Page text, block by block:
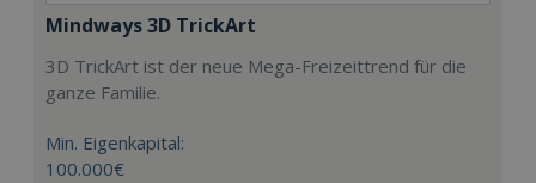
Mindways 3D TrickArt
3D TrickArt ist der neue Mega-Freizeittrend für die
ganze Familie.
Min. Eigenkapital:
100.000€